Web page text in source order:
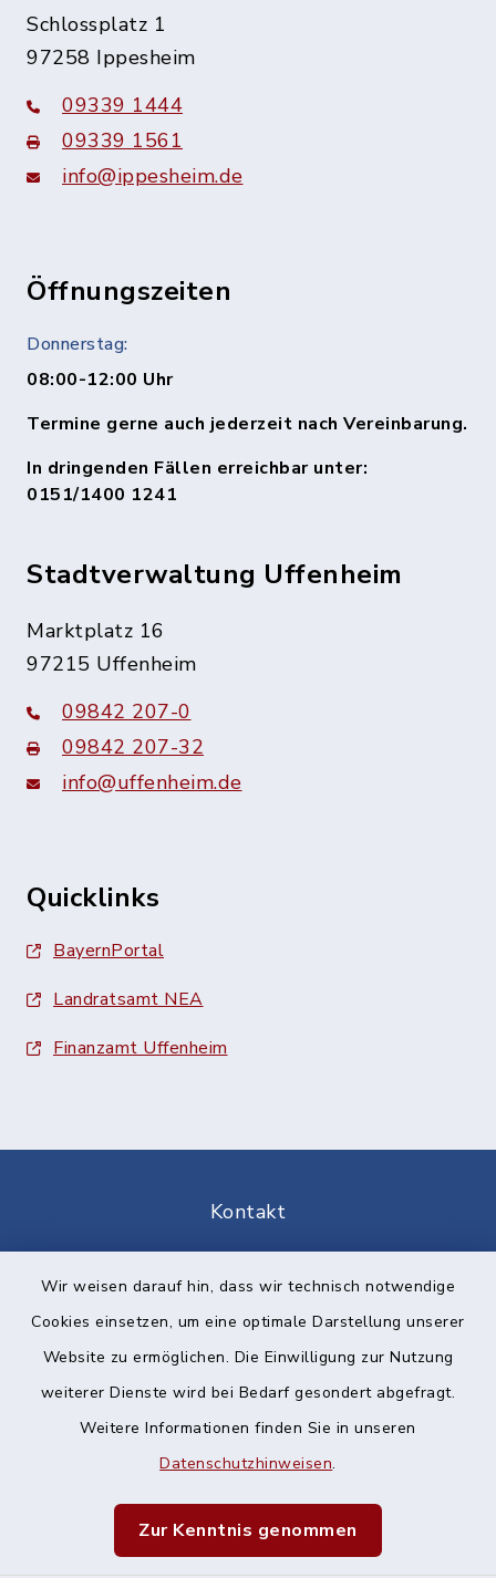
Wir weisen darauf hin, dass wir technisch notwendige
Cookies einsetzen, um eine optimale Darstellung unserer
Website zu ermöglichen. Die Einwilligung zur Nutzung
weiterer Dienste wird bei Bedarf gesondert abgefragt.
Weitere Informationen finden Sie in unseren
Datenschutzhinweisen.
Zur Kenntnis genommen
Schlossplatz 1
97258 Ippesheim
09339 1444
09339 1561
info@ippesheim.de
Öffnungszeiten
Donnerstag:
08:00-12:00 Uhr
Termine gerne auch jederzeit nach Vereinbarung.
In dringenden Fällen erreichbar unter:
0151/1400 1241
Stadtverwaltung Uffenheim
Marktplatz 16
97215 Uffenheim
09842 207-0
09842 207-32
info@uffenheim.de
Quicklinks
BayernPortal
Landratsamt NEA
Finanzamt Uffenheim
Kontakt
Datenschutz
Impressum
Sitemap
Cookie-Einstellungen